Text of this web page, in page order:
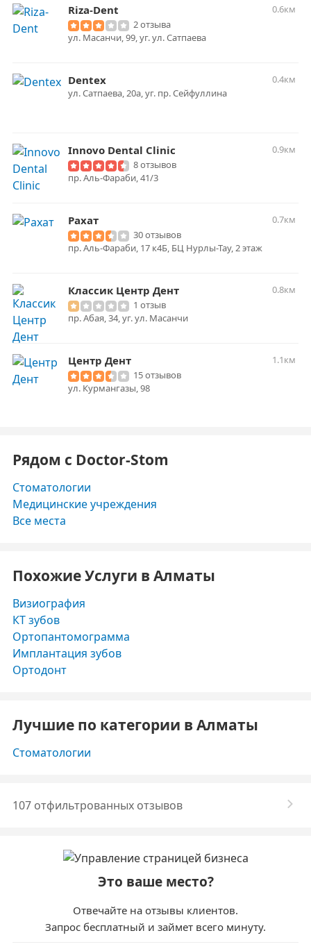
Riza-Dent
0.6км
2 отзыва
ул. Масанчи, 99, уг. ул. Сатпаева
Dentex
0.4км
ул. Сатпаева, 20а, уг. пр. Сейфуллина
Innovo Dental Clinic
0.9км
8 отзывов
пр. Аль-Фараби, 41/3
Рахат
0.7км
30 отзывов
пр. Аль-Фараби, 17 к4Б, БЦ Нурлы-Тау, 2 этаж
Классик Центр Дент
0.8км
1 отзыв
пр. Абая, 34, уг. ул. Масанчи
Центр Дент
1.1км
15 отзывов
ул. Курмангазы, 98
Рядом с Doctor-Stom
Стоматологии
Медицинские учреждения
Все места
Похожие Услуги в Алматы
Визиография
КТ зубов
Ортопантомограмма
Имплантация зубов
Ортодонт
Лучшие по категории в Алматы
Стоматологии
107 отфильтрованных отзывов
Это ваше место?
Отвечайте на отзывы клиентов.
Запрос бесплатный и займет всего минуту.